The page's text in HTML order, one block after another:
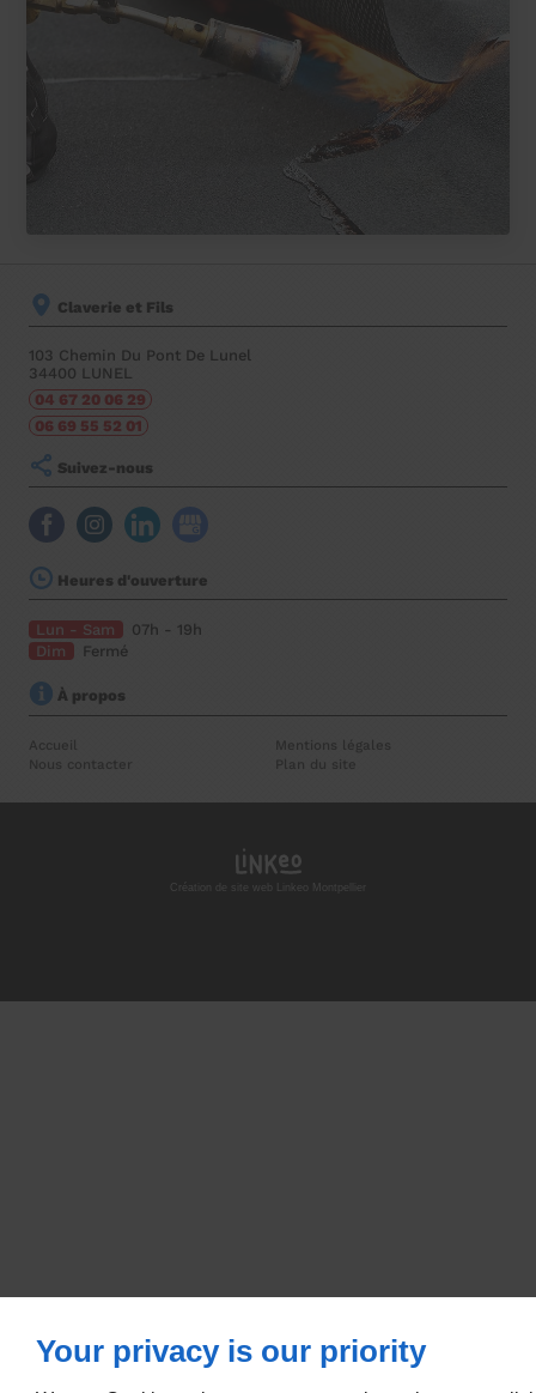
Claverie et Fils
103 Chemin Du Pont De Lunel
34400
LUNEL
04 67 20 06 29
06 69 55 52 01
Heures d'ouverture
Lun - Sam
07h - 19h
Dim
Fermé
À propos
Accueil
Nous contacter
Mentions légales
Plan du site
Suivez-nous
Création de site web Linkeo Montpellier
Your privacy is our priority